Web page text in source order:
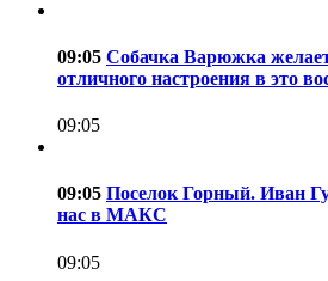
09:05 Собачка Варюжка
отличного настроения в это
09:05
09:05 Поселок Горный. Иван
нас в МАКС
09:05